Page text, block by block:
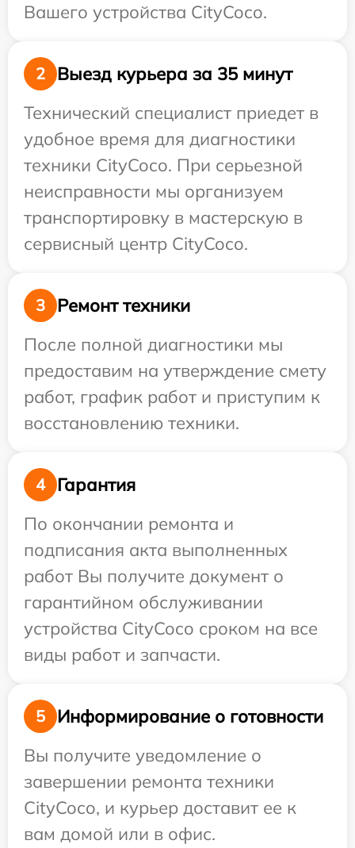
Вашего устройства CityCoco.
2
Выезд курьера за 35 минут
Технический специалист приедет в
удобное время для диагностики
техники CityCoco. При серьезной
неисправности мы организуем
транспортировку в мастерскую в
сервисный центр CityCoco.
3
Ремонт техники
После полной диагностики мы
предоставим на утверждение смету
работ, график работ и приступим к
восстановлению техники.
4
Гарантия
По окончании ремонта и
подписания акта выполненных
работ Вы получите документ о
гарантийном обслуживании
устройства CityCoco сроком на все
виды работ и запчасти.
5
Информирование о готовности
Вы получите уведомление о
завершении ремонта техники
CityCoco, и курьер доставит ее к
вам домой или в офис.